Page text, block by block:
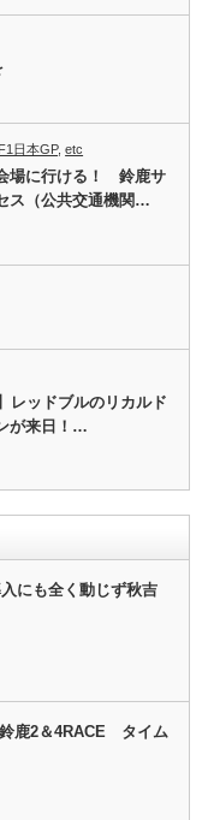
日本GP,etc
場に行ける！ 鈴鹿サ
ス（公共交通機関…
レッドブルのリカルド
が来日！…
入にも全く動じず秋吉
鈴鹿2＆4RACE タイム